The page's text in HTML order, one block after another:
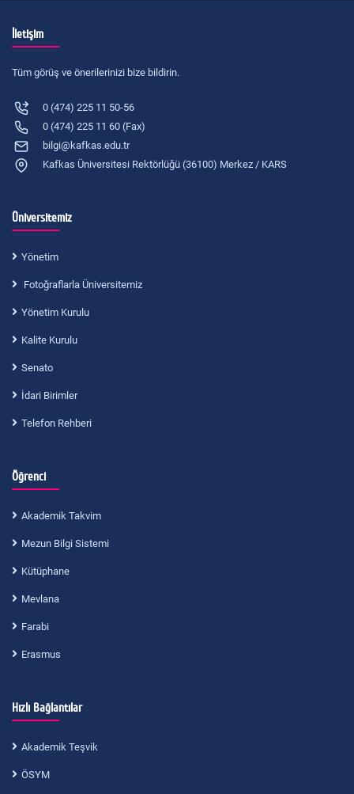
İletişim
Tüm görüş ve önerilerinizi bize bildirin.
0 (474) 225 11 50-56
0 (474) 225 11 60 (Fax)
bilgi@kafkas.edu.tr
Kafkas Üniversitesi Rektörlüğü (36100) Merkez / KARS
Üniversitemiz
Yönetim
Fotoğraflarla Üniversitemiz
Yönetim Kurulu
Kalite Kurulu
Senato
İdari Birimler
Telefon Rehberi
Öğrenci
Akademik Takvim
Mezun Bilgi Sistemi
Kütüphane
Mevlana
Farabi
Erasmus
Hızlı Bağlantılar
Akademik Teşvik
ÖSYM